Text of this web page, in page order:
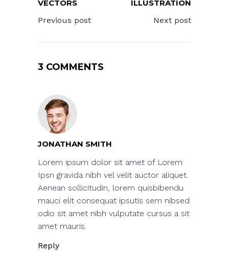
VECTORS
Previous post
ILLUSTRATION
Next post
3 COMMENTS
JONATHAN SMITH
Lorem ipsum dolor sit amet of Lorem
Ipsn gravida nibh vel velit auctor aliquet.
Aenean sollicitudin, lorem quisbibendu
mauci elit consequat ipsutis sem nibsed
odio sit amet nibh vulputate cursus a sit
amet mauris.
Reply